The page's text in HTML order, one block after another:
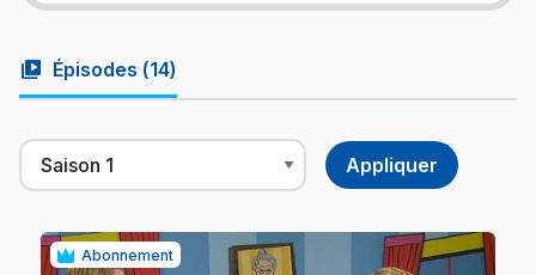
video_library Épisodes (14)
Abonnement